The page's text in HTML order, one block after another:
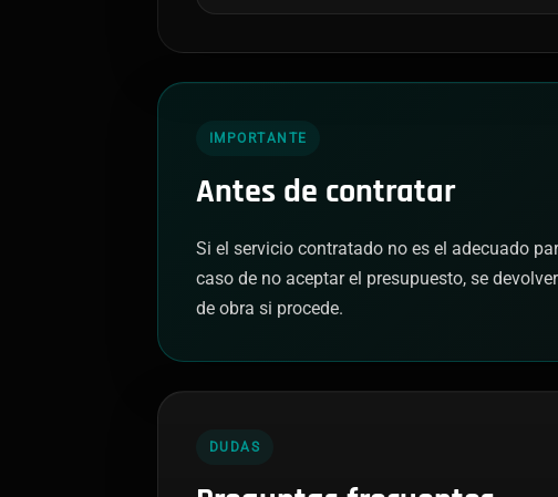
IMPORTANTE
Antes de contratar
Si el servicio contratado no es el adecuado
caso de no aceptar el presupuesto, se
de obra si procede.
DUDAS